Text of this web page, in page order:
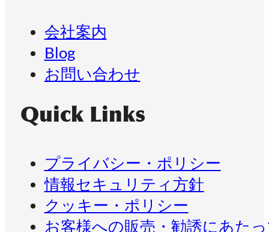
会社案内
Blog
お問い合わせ
Quick Links
プライバシー・ポリシー
情報セキュリティ方針
クッキー・ポリシー
お客様への販売・勧誘にあた